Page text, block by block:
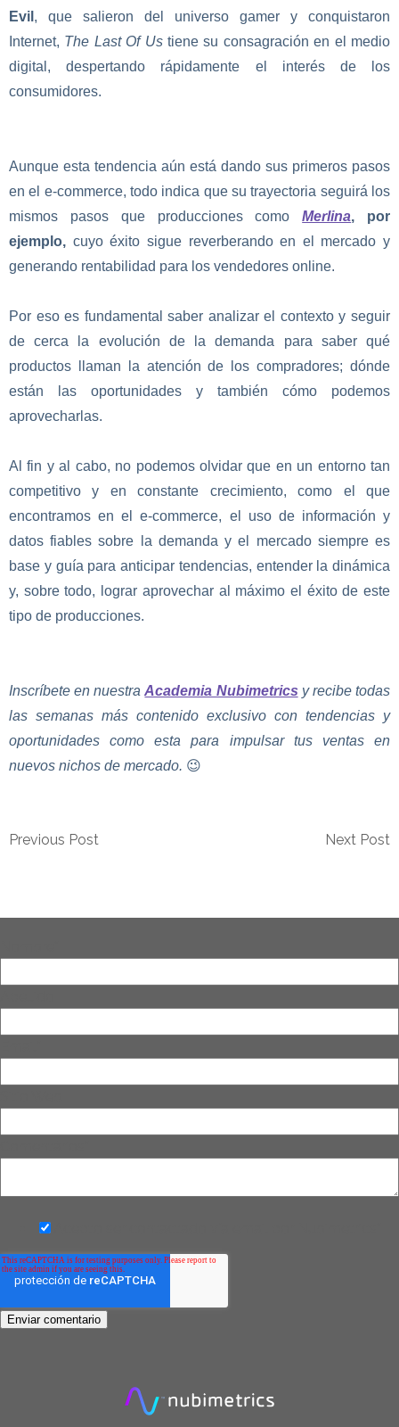
Evil , que salieron del universo gamer y conquistaron
Internet, The Last Of Ustiene su consagración en el medio
digital, despertando rápidamente el interés de los
consumidores.
Aunque esta tendencia aún está dando sus primeros pasos
en el e-commerce, todo indica que su trayectoria seguirá los
mismos pasos que producciones comoMerlina, por
ejemplo, cuyo éxito sigue reverberando en el mercado y
generando rentabilidad para los vendedores online.
Por eso es fundamental saber analizar el contexto y seguir
de cerca la evolución de la demanda para saber qué
productos llaman la atención de los compradores; dónde
están las oportunidades y también cómo podemos
aprovecharlas.
Al fin y al cabo, no podemos olvidar que en un entorno tan
competitivo y en constante crecimiento, como el que
encontramos en el e-commerce, el uso de información y
datos fiables sobre la demanda y el mercado siempre es
base y guía para anticipar tendencias, entender la dinámica
y, sobre todo, lograr aprovechar al máximo el éxito de este
tipo de producciones.
Inscríbete en nuestraAcademia Nubimetrics y recibe todas
las semanas más contenido exclusivo con tendencias y
oportunidades como esta para impulsar tus ventas en
nuevos nichos de mercado. 😉
Previous Post Next Post